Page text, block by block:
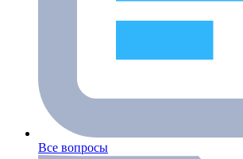
Все вопросы